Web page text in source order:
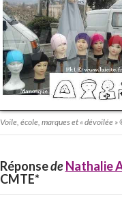
Voile, école, marques et « dévoilée
RéponsedeNathalie
CMTE*